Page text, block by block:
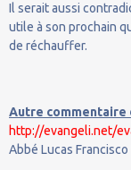
Il serait aussi
utile à son prochain
de réchauffer.
Autre commentaire
http://evangeli.net/
Abbé Lucas Francisco